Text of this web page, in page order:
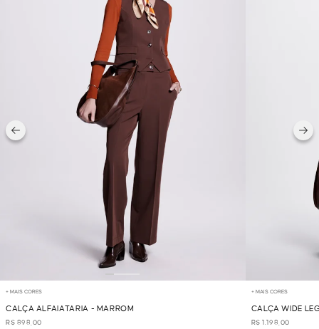
+ MAIS CORES
CALÇA ALFAIATARIA - MARROM
R$ 898,00
+ MAIS CORES
CALÇA WIDE
R$ 1.198,00